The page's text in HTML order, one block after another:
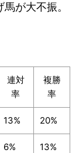
が大不振。
連対
率
複勝
率
13% 20%
6% 13%